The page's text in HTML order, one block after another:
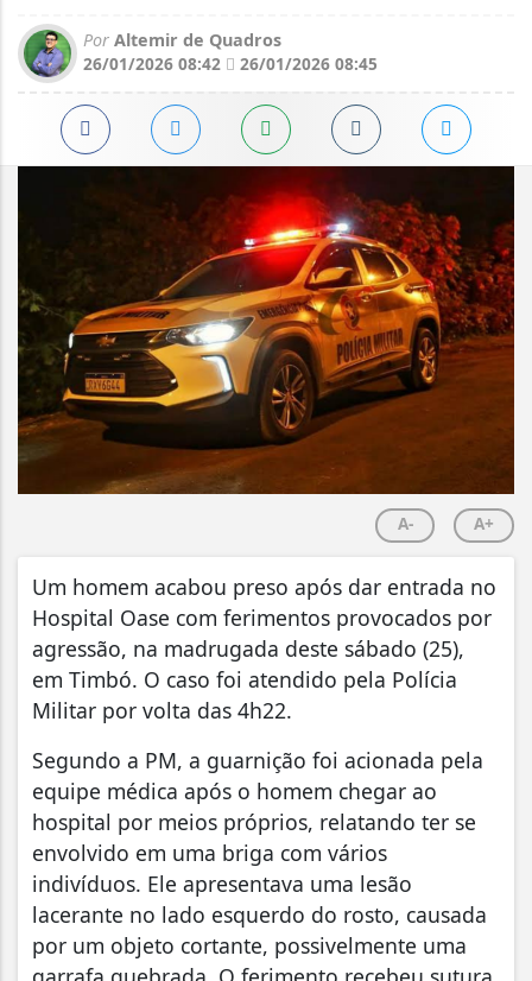
Por Altemir de Quadros
26/01/2026 08:42
26/01/2026 08:45
A- A+
Um homem acabou preso após dar entrada no
Hospital Oase com ferimentos provocados por
agressão, na madrugada deste sábado (25),
em Timbó. O caso foi atendido pela Polícia
Militar por volta das 4h22.
Segundo a PM, a guarnição foi acionada pela
equipe médica após o homem chegar ao
hospital por meios próprios, relatando ter se
envolvido em uma briga com vários
indivíduos. Ele apresentava uma lesão
lacerante no lado esquerdo do rosto, causada
por um objeto cortante, possivelmente uma